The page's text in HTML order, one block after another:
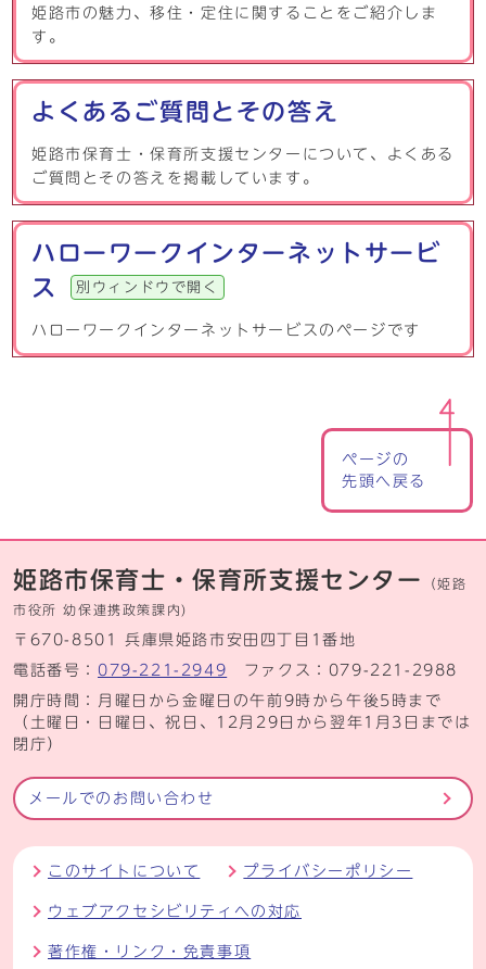
姫路市の魅力、移住・定住に関することをご紹介しま
す。
よくあるご質問とその答え
姫路市保育士・保育所支援センターについて、よくある
ご質問とその答えを掲載しています。
ハローワークインターネットサービ
ス
別ウィンドウで開く
ハローワークインターネットサービスのページです
ページの
先頭へ戻る
姫路市保育士・保育所支援センター
（姫路
市役所 幼保連携政策課内)
〒670-8501 兵庫県姫路市安田四丁目1番地
電話番号： 079-221-2949 ファクス：079-221-2988
開庁時間：月曜日から金曜日の午前9時から午後5時まで
（土曜日・日曜日、祝日、12月29日から翌年1月3日までは
閉庁）
メールでのお問い合わせ
このサイトについて プライバシーポリシー
ウェブアクセシビリティへの対応
著作権・リンク・免責事項